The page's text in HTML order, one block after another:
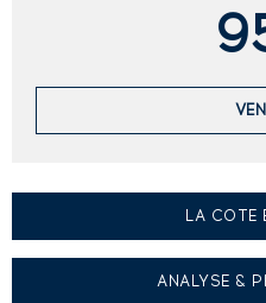
LA COTE
ANALYSE &